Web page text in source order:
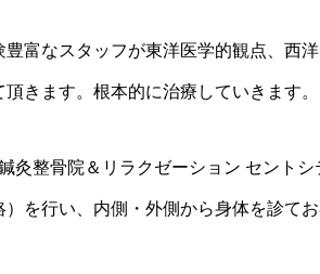
豊富なスタッフが東洋医学的観点、西
きます。根本的に治療していきます。
灸整骨院＆リラクゼーション セント
）を行い、内側・外側から身体を診て